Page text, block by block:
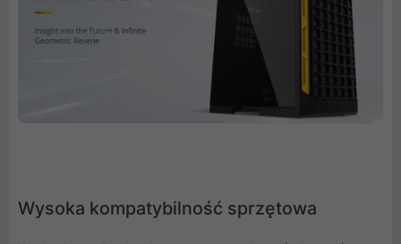
Wysoka kompatybilność sprzętowa